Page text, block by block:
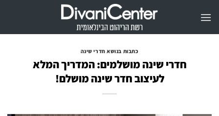
כתבות בנושא חדרי שינה
חדרי שינה מושלמים: המדריך המלא
לעיצוב חדר שינה מושלם!